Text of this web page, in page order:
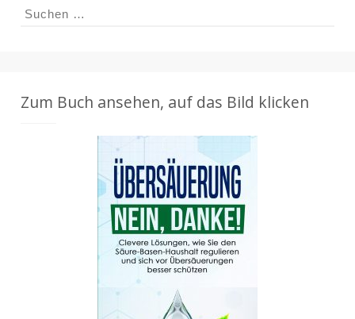
Suchen
Zum Buch ansehen, auf das Bild klicken